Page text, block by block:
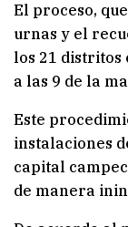
El proceso,
urnas y el
los 21 distritos
a las 9 de la
Este
instalaciones
capital
de manera